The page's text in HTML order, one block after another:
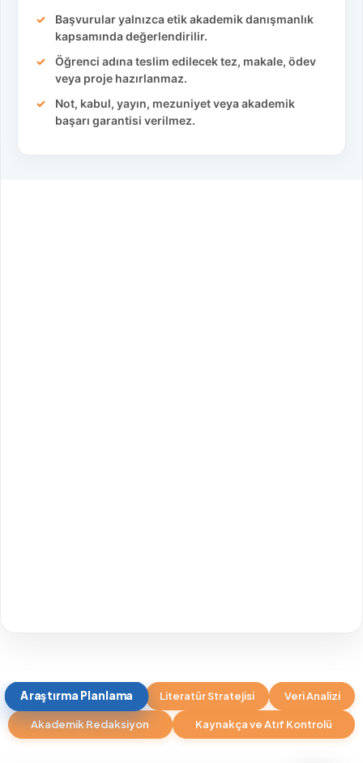
Başvurular yalnızca etik akademik danışmanlık
kapsamında değerlendirilir.
Öğrenci adına teslim edilecek tez, makale, ödev
veya proje hazırlanmaz.
Not, kabul, yayın, mezuniyet veya akademik
başarı garantisi verilmez.
Araştırma Planlama Literatür Stratejisi Veri Analizi
Akademik Redaksiyon Kaynakça ve Atıf Kontrolü